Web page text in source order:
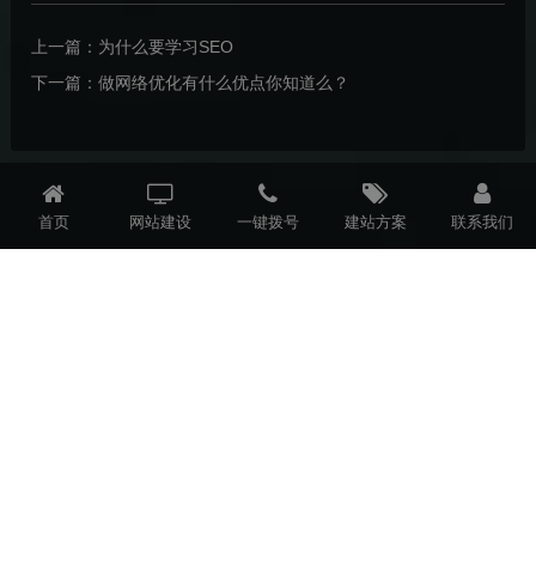
上一篇： 为什么要学习SEO
下一篇：做网络优化有什么优点你知道么？
首页 网站建设 一键拨号 建站方案 联系我们